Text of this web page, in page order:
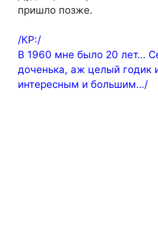
пришло позже.
/КР:/
В 1960 мне было 20 лет…
доченька, аж целый годик
интересным и большим…/